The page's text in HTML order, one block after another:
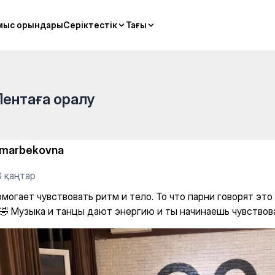
орындарыСеріктестік Тағы
орындарыСеріктестік Тағы
и тело. То что парни
оралу
қаңтар
чувствовать ритм и тело. То что парни говорят
Музыка и танцы дают энергию и ты начинаешь